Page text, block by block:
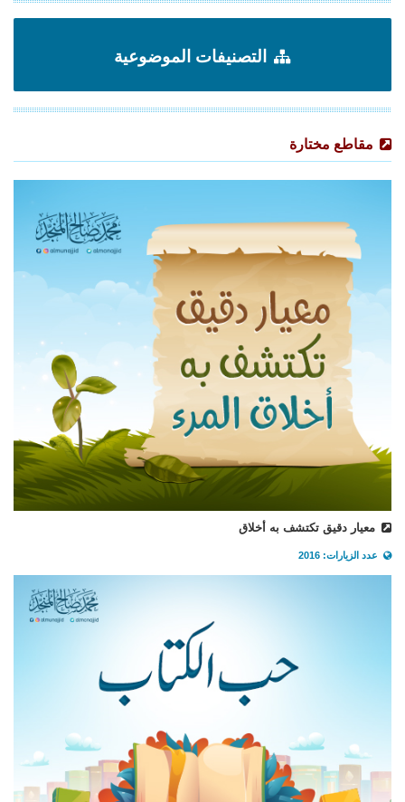
التصنيفات الموضوعية
مقاطع مختارة
معيار دقيق تكتشف به أخلاق
عدد الزيارات: 2016